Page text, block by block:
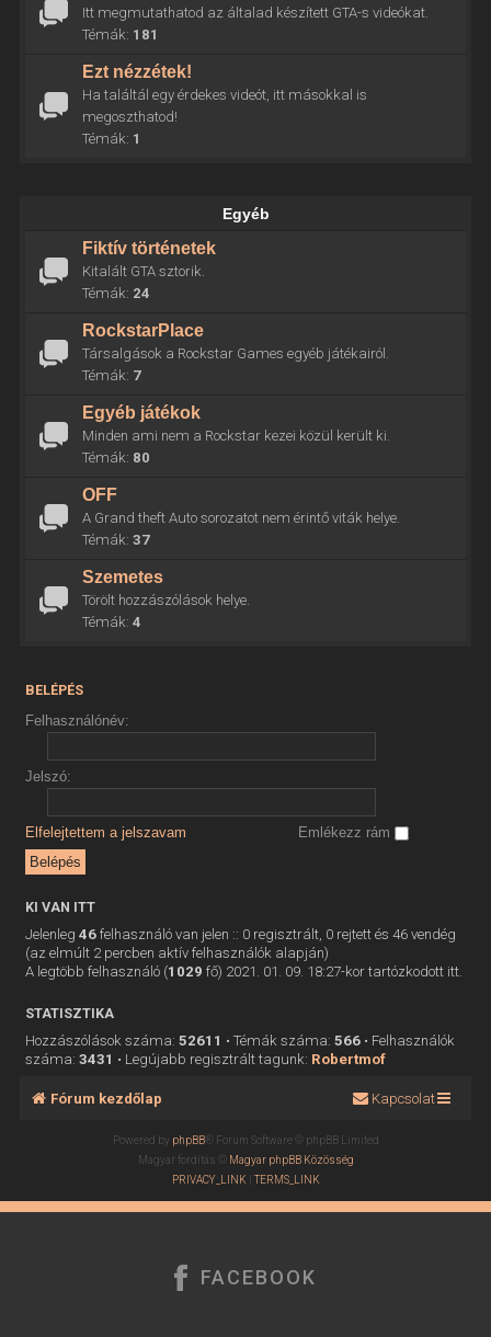
Itt megmutathatod az általad készített GTA-s videókat.
Témák: 181
Ezt nézzétek!
Ha találtál egy érdekes videót, itt másokkal is
megoszthatod!
Témák: 1
Egyéb
Fiktív történetek
Kitalált GTA sztorik.
Témák: 24
RockstarPlace
Társalgások a Rockstar Games egyéb játékairól.
Témák: 7
Egyéb játékok
Minden ami nem a Rockstar kezei közül került ki.
Témák: 80
OFF
A Grand theft Auto sorozatot nem érintő viták helye.
Témák: 37
Szemetes
Törölt hozzászólások helye.
Témák: 4
BELÉPÉS
Felhasználónév:
Jelszó:
Elfelejtettem a jelszavam Emlékezz rám
KI VAN ITT
Jelenleg 46felhasználó van jelen :: 0 regisztrált, 0 rejtett és 46 vendég
(az elmúlt 2 percben aktív felhasználók alapján)
A legtöbb felhasználó (1029 fő) 2021. 01. 09. 18:27-kor tartózkodott itt.
STATISZTIKA
Hozzászólások száma: 52611 • Témák száma: 566• Felhasználók
száma: 3431 • Legújabb regisztrált tagunk: Robertmof
Fórum kezdőlap Kapcsolat
Powered by phpBB® Forum Software © phpBB Limited
Magyar fordítás © Magyar phpBB Közösség
PRIVACY_LINK |TERMS_LINK
FACEBOOK